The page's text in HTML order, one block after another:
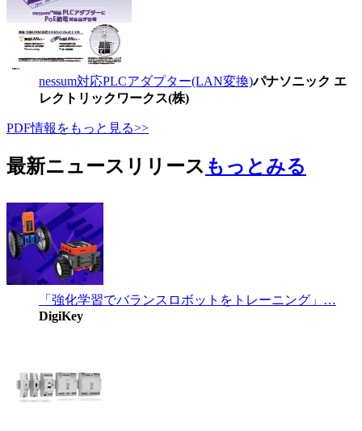
nessum対応PLCアダプター(LAN変換)パナソニック エ
レクトリックワークス(株)
PDF情報をもっと見る>>
最新ニュースリリース もっとみる
「強化学習でバランスロボットをトレーニング」…
DigiKey